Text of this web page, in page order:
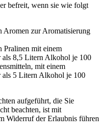
befreit, wenn sie wie folgt
Aromen zur Aromatisierung
Pralinen mit einem
8,5 Litern Alkohol je 100
mit einem
5 Litern Alkohol je 100
aufgeführt, die Sie
beachten, ist mit
Widerruf der Erlaubnis führen